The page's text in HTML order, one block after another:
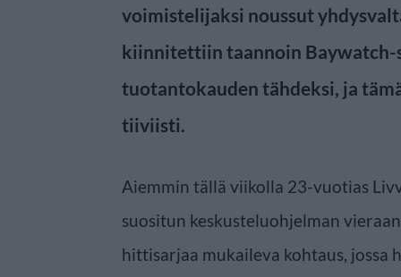
voimistelijaksi noussut
kiinnitettiin taannoin Baywatch-
tuotantokauden tähdeksi, ja
tiiviisti.
Aiemmin tällä viikolla 23-vuotias
suositun keskusteluohjelman
hittisarjaa mukaileva kohtaus, jossa